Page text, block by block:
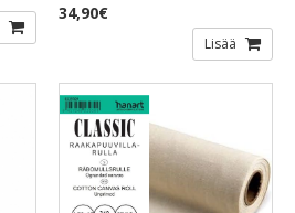
34,90€
Lisää